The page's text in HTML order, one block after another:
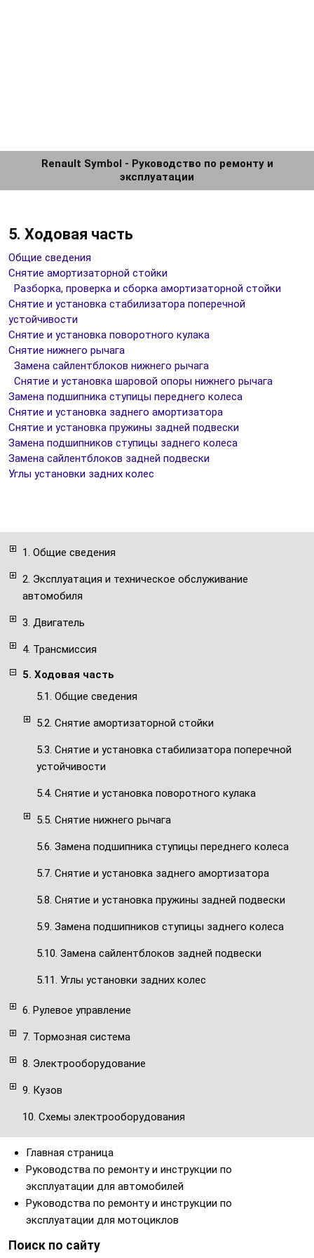
Renault Symbol - Руководство по ремонту и
эксплуатации
1. Общие сведения
2. Эксплуатация и техническое обслуживание
автомобиля
3. Двигатель
4. Трансмиссия
5. Ходовая часть
5.1. Общие сведения
5.2. Снятие амортизаторной стойки
5.3. Снятие и установка стабилизатора поперечной
устойчивости
5.4. Снятие и установка поворотного кулака
5.5. Снятие нижнего рычага
5.6. Замена подшипника ступицы переднего колеса
5.7. Снятие и установка заднего амортизатора
5.8. Снятие и установка пружины задней подвески
5.9. Замена подшипников ступицы заднего колеса
5.10. Замена сайлентблоков задней подвески
5.11. Углы установки задних колес
6. Рулевое управление
7. Тормозная система
8. Электрооборудование
9. Кузов
10. Схемы электрооборудования
5. Ходовая часть
Общие сведения
Снятие амортизаторной стойки
Разборка, проверка и сборка амортизаторной стойки
Снятие и установка стабилизатора поперечной
устойчивости
Снятие и установка поворотного кулака
Снятие нижнего рычага
Замена сайлентблоков нижнего рычага
Снятие и установка шаровой опоры нижнего рычага
Замена подшипника ступицы переднего колеса
Снятие и установка заднего амортизатора
Снятие и установка пружины задней подвески
Замена подшипников ступицы заднего колеса
Замена сайлентблоков задней подвески
Углы установки задних колес
Главная страница
Руководства по ремонту и инструкции по
эксплуатации для автомобилей
Руководства по ремонту и инструкции по
эксплуатации для мотоциклов
Поиск по сайту